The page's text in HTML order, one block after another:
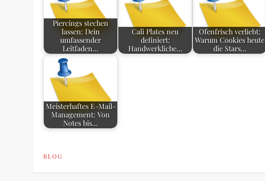
Piercings stechen
lassen: Dein
umfassender
Leitfaden…
Cali Plates neu
definiert:
Handwerkliche…
Ofenfrisch verliebt:
Warum Cookies heute
die Stars…
Meisterhaftes E-Mail-
Management: Von
Notes bis…
BLOG